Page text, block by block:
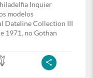
Inquier
modelos
Dateline Collection III
1971, no Gothan